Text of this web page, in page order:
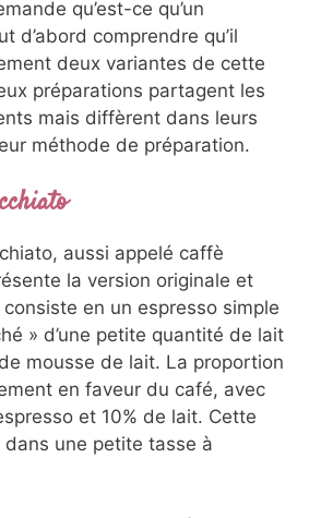
qu’est-ce qu’un
d’abord comprendre qu’il
deux variantes de cette
préparations partagent les
mais diffèrent dans leurs
méthode de préparation.
aussi appelé caffè
la version originale et
en un espresso simple
» d’une petite quantité de lait
mousse de lait. La proportion
en faveur du café, avec
et 10% de lait. Cette
une petite tasse à